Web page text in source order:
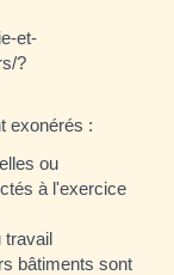
et-
?
exonérés :
ou
à l'exercice
travail
bâtiments sont